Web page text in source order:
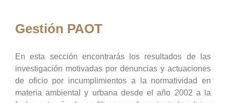
Gestión PAOT
En esta sección encontrarás los resultados de las
investigación motivadas por denuncias y actuaciones
de oficio por incumplimientos a la normatividad en
materia ambiental y urbana desde el año 2002 a la